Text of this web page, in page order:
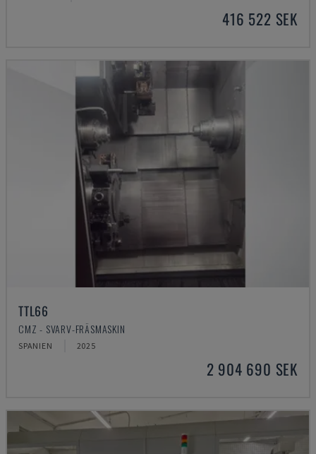
416 522 SEK
TTL66
CMZ - SVARV-FRÄSMASKIN
SPANIEN 2025
2 904 690 SEK